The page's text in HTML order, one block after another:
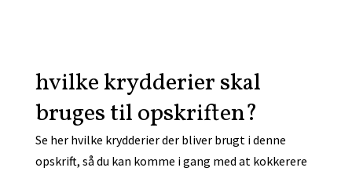
hvilke krydderier skal
bruges til opskriften?
Se her hvilke krydderier der bliver brugt i denne
opskrift, så du kan komme i gang med at kokkerere